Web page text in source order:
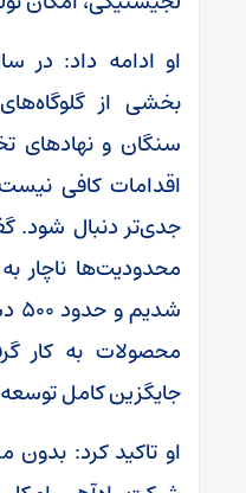
او ادامه داد: در
بخشی از
سنگان و نهادهای
اقدامات کافی
جدی‌تر دنبال شود.
محدودیت‌ها ناچار
محصولات به کار
جایگزین کامل
او تاکید کرد: بدون